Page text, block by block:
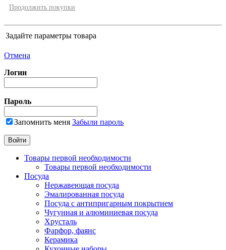
Продолжить покупки
Задайте параметры товара
Отмена
Логин
Пароль
Запомнить меня Забыли пароль
Товары первой необходимости
Товары первой необходимости
Посуда
Нержавеющая посуда
Эмалированная посуда
Посуда с антипригарным покрытием
Чугунная и алюминиевая посуда
Хрусталь
Фарфор, фаянс
Керамика